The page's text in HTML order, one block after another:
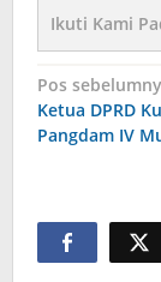
Ikuti Kami
Navigasi
pos
Pos
Ketua DPRD
Pangdam IV